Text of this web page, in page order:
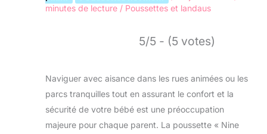
minutes de lecture / Poussettes et landaus
5/5 - (5 votes)
Naviguer avec aisance dans les rues animées ou les
parcs tranquilles tout en assurant le confort et la
sécurité de votre bébé est une préoccupation
majeure pour chaque parent. La poussette « Nine